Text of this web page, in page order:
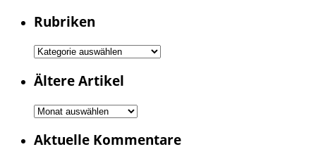
Rubriken
Rubriken
Ältere Artikel
Ältere
Aktuelle Kommentare